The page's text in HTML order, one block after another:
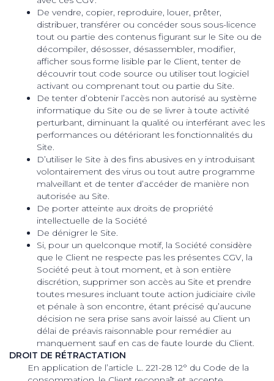
De vendre, copier, reproduire, louer, prêter,
distribuer, transférer ou concéder sous sous-licence
tout ou partie des contenus figurant sur le Site ou de
décompiler, désosser, désassembler, modifier,
afficher sous forme lisible par le Client, tenter de
découvrir tout code source ou utiliser tout logiciel
activant ou comprenant tout ou partie du Site.
De tenter d’obtenir l’accès non autorisé au système
informatique du Site ou de se livrer à toute activité
perturbant, diminuant la qualité ou interférant avec les
performances ou détériorant les fonctionnalités du
Site.
D’utiliser le Site à des fins abusives en y introduisant
volontairement des virus ou tout autre programme
malveillant et de tenter d’accéder de manière non
autorisée au Site.
De porter atteinte aux droits de propriété
intellectuelle de la Société
De dénigrer le Site.
Si, pour un quelconque motif, la Société considère
que le Client ne respecte pas les présentes CGV, la
Société peut à tout moment, et à son entière
discrétion, supprimer son accès au Site et prendre
toutes mesures incluant toute action judiciaire civile
et pénale à son encontre, étant précisé qu’aucune
décision ne sera prise sans avoir laissé au Client un
délai de préavis raisonnable pour remédier au
manquement sauf en cas de faute lourde du Client.
DROIT DE RÉTRACTATION
En application de l’article L. 221-28 12° du Code de la